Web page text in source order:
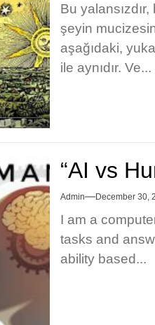
Bu
şeyin
aşağıdaki,
ile aynıdır. Ve...
“AI vs
Admin December 30,
I am a
tasks and
ability based...